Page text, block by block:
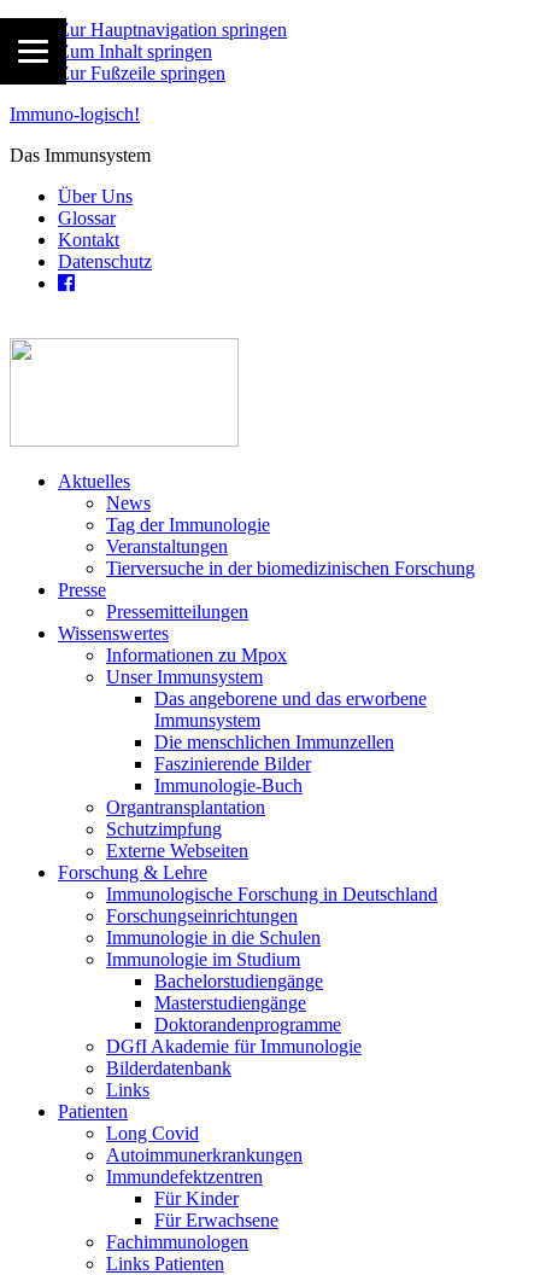
Zur Hauptnavigation springen
Zum Inhalt springen
Zur Fußzeile springen
Immuno-logisch!
Das Immunsystem
Über Uns
Glossar
Kontakt
Datenschutz
Aktuelles
News
Tag der Immunologie
Veranstaltungen
Tierversuche in der biomedizinischen Forschung
Presse
Pressemitteilungen
Wissenswertes
Informationen zu Mpox
Unser Immunsystem
Das angeborene und das erworbene
Immunsystem
Die menschlichen Immunzellen
Faszinierende Bilder
Immunologie-Buch
Organtransplantation
Schutzimpfung
Externe Webseiten
Forschung & Lehre
Immunologische Forschung in Deutschland
Forschungseinrichtungen
Immunologie in die Schulen
Immunologie im Studium
Bachelorstudiengänge
Masterstudiengänge
Doktorandenprogramme
DGfI Akademie für Immunologie
Bilderdatenbank
Links
Patienten
Long Covid
Autoimmunerkrankungen
Immundefektzentren
Für Kinder
Für Erwachsene
Fachimmunologen
Links Patienten